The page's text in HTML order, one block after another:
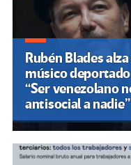
Rubén Blades
músico
“Ser venezolano
antisocial a nadie”